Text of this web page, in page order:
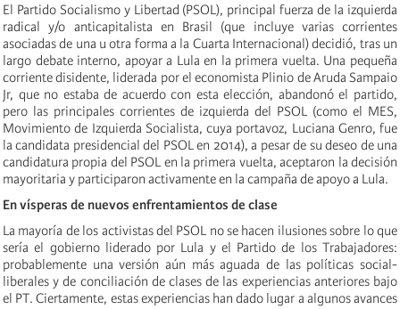
El Partido Socialismo y Libertad (PSOL), principal fuerza de la izquierda
radical y/o anticapitalista en Brasil (que incluye varias corrientes
asociadas de una u otra forma a la Cuarta Internacional) decidió, tras un
largo debate interno, apoyar a Lula en la primera vuelta. Una pequeña
corriente disidente, liderada por el economista Plinio de Aruda Sampaio
Jr, que no estaba de acuerdo con esta elección, abandonó el partido,
pero las principales corrientes de izquierda del PSOL (como el MES,
Movimiento de Izquierda Socialista, cuya portavoz, Luciana Genro, fue
la candidata presidencial del PSOL en 2014), a pesar de su deseo de una
candidatura propia del PSOL en la primera vuelta, aceptaron la decisión
mayoritaria y participaron activamente en la campaña de apoyo a Lula.
En vísperas de nuevos enfrentamientos de clase
La mayoría de los activistas del PSOL no se hacen ilusiones sobre lo que
sería el gobierno liderado por Lula y el Partido de los Trabajadores:
probablemente una versión aún más aguada de las políticas social-
liberales y de conciliación de clases de las experiencias anteriores bajo
el PT. Ciertamente, estas experiencias han dado lugar a algunos avances